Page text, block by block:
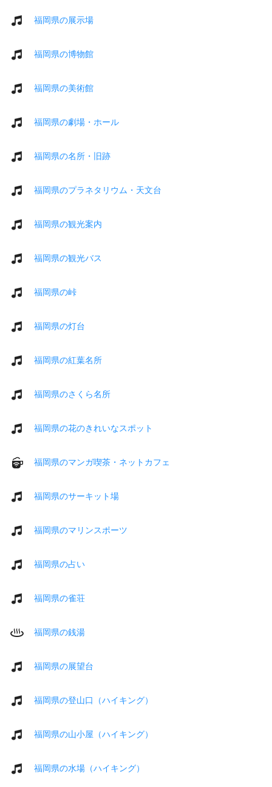
福岡県の展示場
福岡県の博物館
福岡県の美術館
福岡県の劇場・ホール
福岡県の名所・旧跡
福岡県のプラネタリウム・天文台
福岡県の観光案内
福岡県の観光バス
福岡県の峠
福岡県の灯台
福岡県の紅葉名所
福岡県のさくら名所
福岡県の花のきれいなスポット
福岡県のマンガ喫茶・ネットカフェ
福岡県のサーキット場
福岡県のマリンスポーツ
福岡県の占い
福岡県の雀荘
福岡県の銭湯
福岡県の展望台
福岡県の登山口（ハイキング）
福岡県の山小屋（ハイキング）
福岡県の水場（ハイキング）